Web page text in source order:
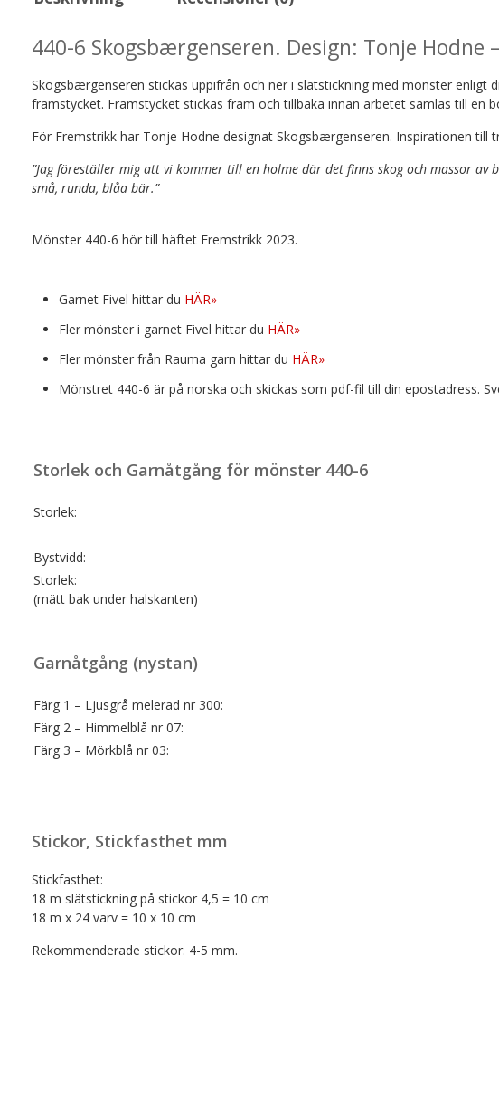
440-6 Skogsbærgenseren. Design: Tonje Hodne
Skogsbærgenseren stickas uppifrån och ner i slätstickning med mönster
framstycket. Framstycket stickas fram och tillbaka innan arbetet samlas till
För Fremstrikk har Tonje Hodne designat Skogsbærgenseren. Inspirationen
”Jag föreställer mig att vi kommer till en holme där det finns skog och massor
små, runda, blåa bär.”
Mönster 440-6 hör till häftet Fremstrikk 2023.
Garnet Fivel hittar du HÄR»
Fler mönster i garnet Fivel hittar du HÄR»
Fler mönster från Rauma garn hittar du HÄR»
Mönstret 440-6 är på norska och skickas som pdf-fil till din epostadress.
Storlek och Garnåtgång för mönster 440-6
Storlek:
Bystvidd:
Storlek:
(mätt bak under halskanten)
Garnåtgång (nystan)
Färg 1 – Ljusgrå melerad nr 300:
Färg 2 – Himmelblå nr 07:
Färg 3 – Mörkblå nr 03:
Stickor, Stickfasthet mm
Stickfasthet:
18 m slätstickning på stickor 4,5 = 10 cm
18 m x 24 varv = 10 x 10 cm
Rekommenderade stickor: 4-5 mm.